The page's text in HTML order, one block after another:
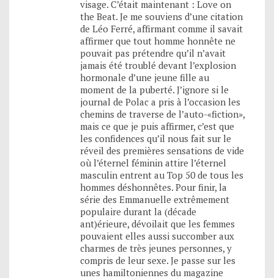
visage. C’était maintenant : Love on
the Beat. Je me souviens d’une citation
de Léo Ferré, affirmant comme il savait
affirmer que tout homme honnête ne
pouvait pas prétendre qu’il n’avait
jamais été troublé devant l’explosion
hormonale d’une jeune fille au
moment de la puberté. J’ignore si le
journal de Polac a pris à l’occasion les
chemins de traverse de l’auto-«fiction»,
mais ce que je puis affirmer, c’est que
les confidences qu’il nous fait sur le
réveil des premières sensations de vide
où l’éternel féminin attire l’éternel
masculin entrent au Top 50 de tous les
hommes déshonnêtes. Pour finir, la
série des Emmanuelle extrêmement
populaire durant la (décade
ant)érieure, dévoilait que les femmes
pouvaient elles aussi succomber aux
charmes de très jeunes personnes, y
compris de leur sexe. Je passe sur les
unes hamiltoniennes du magazine